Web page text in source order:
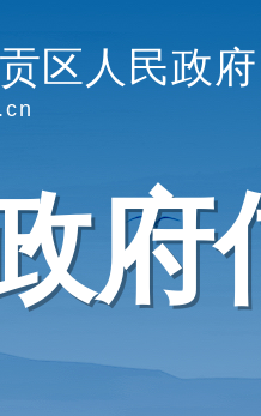
区人民政府
府